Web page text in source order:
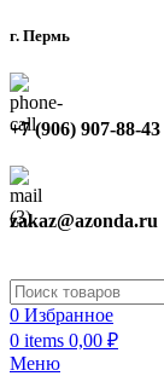
г. Пермь
+7 (906) 907-88-43
zakaz@azonda.ru
0 Избранное
0 items 0,00 ₽
Меню